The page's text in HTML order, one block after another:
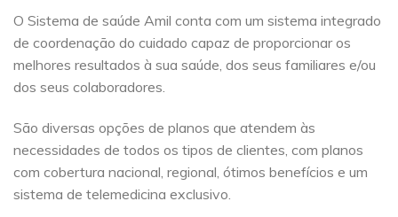
O Sistema de saúde Amil conta com um sistema integrado
de coordenação do cuidado capaz de proporcionar os
melhores resultados à sua saúde, dos seus familiares e/ou
dos seus colaboradores.
São diversas opções de planos que atendem às
necessidades de todos os tipos de clientes, com planos
com cobertura nacional, regional, ótimos benefícios e um
sistema de telemedicina exclusivo.